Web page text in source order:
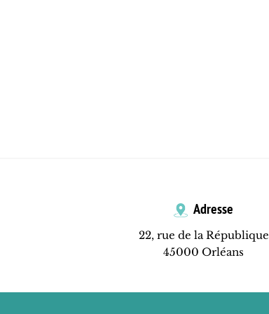
Adresse
22, rue de la République
45000 Orléans